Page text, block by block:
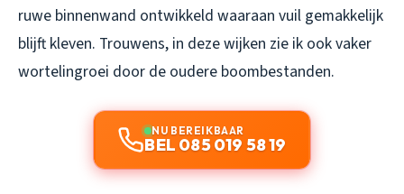
ruwe binnenwand ontwikkeld waaraan vuil gemakkelijk
blijft kleven. Trouwens, in deze wijken zie ik ook vaker
wortelingroei door de oudere boombestanden.
NU BEREIKBAAR
BEL 085 019 58 19